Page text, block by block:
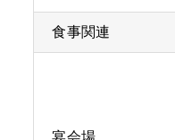
食事関連
宴会場